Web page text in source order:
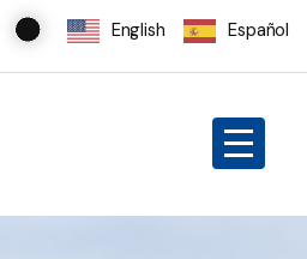
English Español